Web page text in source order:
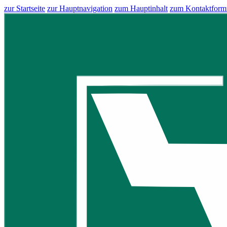
zur Startseite zur Hauptnavigation zum Hauptinhalt zum